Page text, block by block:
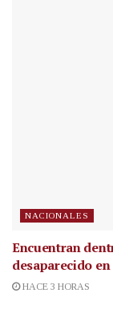
NACIONALES
Encuentran
desaparecido
HACE 3 HORAS